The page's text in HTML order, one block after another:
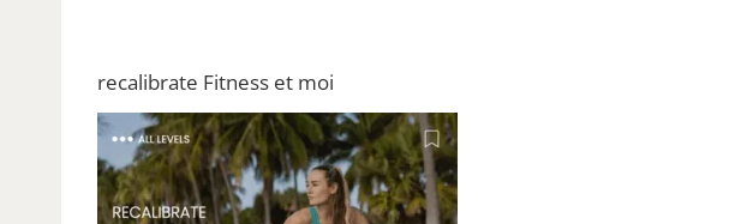
recalibrate Fitness et moi